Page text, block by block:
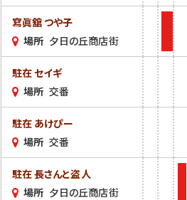
寫眞舘 つや子
場所 夕日の丘商店街
駐在 セイギ
場所 交番
駐在 あけぴー
場所 交番
駐在 長さんと盗人
場所 夕日の丘商店街